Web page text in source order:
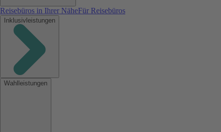
Reisebüros in Ihrer NäheFür Reisebüros
Inklusivleistungen
Wahlleistungen